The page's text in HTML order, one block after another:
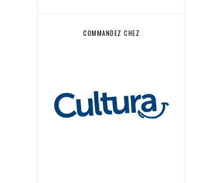
COMMANDEZ CHEZ